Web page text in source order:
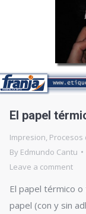
El papel
Impresion, Procesos
By Edmundo Cantu
Leave a comment
El papel térmico
papel (con y sin